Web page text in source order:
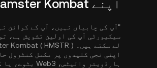
اپنے Hamster Kombat کو غیر کسٹوڈیل والیٹس میں رکھیں
"آپ کی چابیاں نہیں، آپ کے کوائن
اپنی نجی کلیدوں پر مکمل کنٹرول